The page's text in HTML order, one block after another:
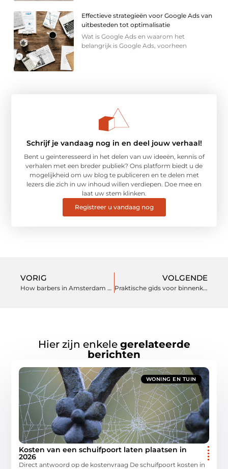
Effectieve strategieën voor Google Ads van
uitbesteden tot optimalisatie
Wat is Google Ads en waarom het
belangrijk is Google Ads, voorheen
Schrijf je vandaag nog in en deel jouw verhaal!
Bent u geïnteresseerd in het delen van uw ideeën, kennis of
verhalen met een breder publiek? Ons platform biedt u de
mogelijkheid om uw blog te publiceren en te delen met
lezers die zich in uw inhoud willen verdiepen. Doe mee en
laat uw stem klinken.
Registreer u vandaag nog
VORIG
How barbers in Amsterdam are making personal styling advice essential
VOLGENDE
Praktische gids voor binnenklimaat en buitenruimte
Hier zijn enkele gerelateerde
berichten
WONING EN TUIN
Kosten van een schuifpoort laten plaatsen in
2026
Direct antwoord op de kostenvraag De schuifpoort kosten in